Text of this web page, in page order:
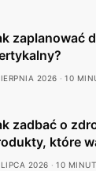
zaplanować
2026 10
zadbać o
które
2026 10